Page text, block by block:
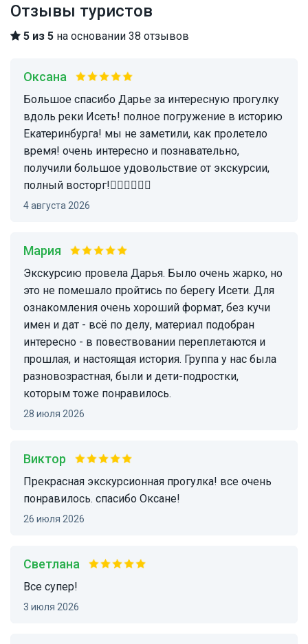
Отзывы туристов
5 из 5 на основании 38 отзывов
Оксана
Большое спасибо Дарье за интересную прогулку
вдоль реки Исеть! полное погружение в историю
Екатеринбурга! мы не заметили, как пролетело
время! очень интересно и познавательно,
получили большое удовольствие от экскурсии,
полный восторг!👍🏻👍🏻👍🏻
4 августа 2026
Мария
Экскурсию провела Дарья. Было очень жарко, но
это не помешало пройтись по берегу Исети. Для
ознакомления очень хороший формат, без кучи
имен и дат - всё по делу, материал подобран
интересно - в повествовании переплетаются и
прошлая, и настоящая история. Группа у нас была
разновозрастная, были и дети-подростки,
которым тоже понравилось.
28 июля 2026
Виктор
прекрасная экскурсионная прогулка! все очень
понравилось. спасибо Оксане!
26 июля 2026
Светлана
все супер!
3 июля 2026